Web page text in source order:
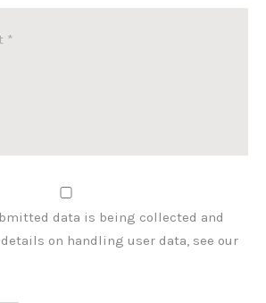
data is being collected and
on handling user data, see our